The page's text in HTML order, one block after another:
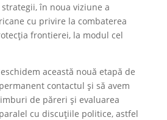
în noua viziune a
cu privire la combaterea
frontierei, la modul cel
această nouă etapă de
contactul și să avem
de păreri și evaluarea
cu discuțiile politice, astfel